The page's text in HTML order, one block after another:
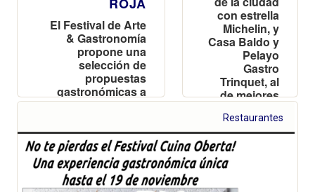
El Festival de Arte
& Gastronomía
propone una
selección de
propuestas
gastronómicas a
precios muy
diferentes lugares
de los tres
municipios
con estrella
Michelin, y
Casa Baldo y
Pelayo
Gastro
Trinquet, al
de mejores
Restaurantes